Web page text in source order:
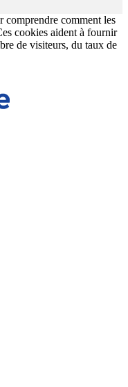
comprendre comment les
cookies aident à fournir
de visiteurs, du taux de